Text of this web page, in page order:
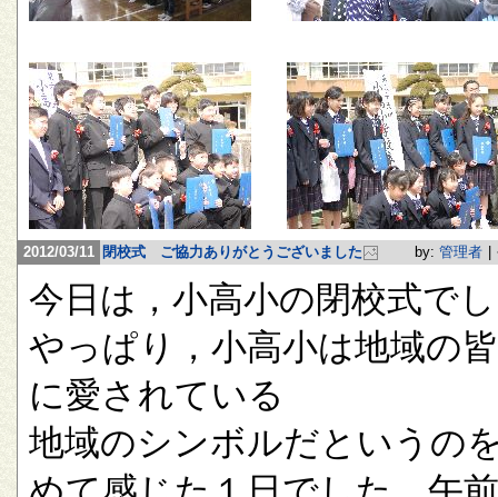
2012/03/11 閉校式 ご協力ありがとうございました by: 管理者
今日は，小高小の閉校式で
やっぱり，小高小は地域の
に愛されている
地域のシンボルだというの